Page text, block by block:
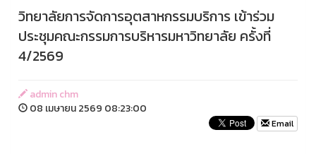
วิทยาลัยการจัดการอุตสาหกรรมบริการ เข้าร่วม
ประชุมคณะกรรมการบริหารมหาวิทยาลัย ครั้งที่
4/2569
admin chm
08 เมษายน 2569 08:23:00
Email